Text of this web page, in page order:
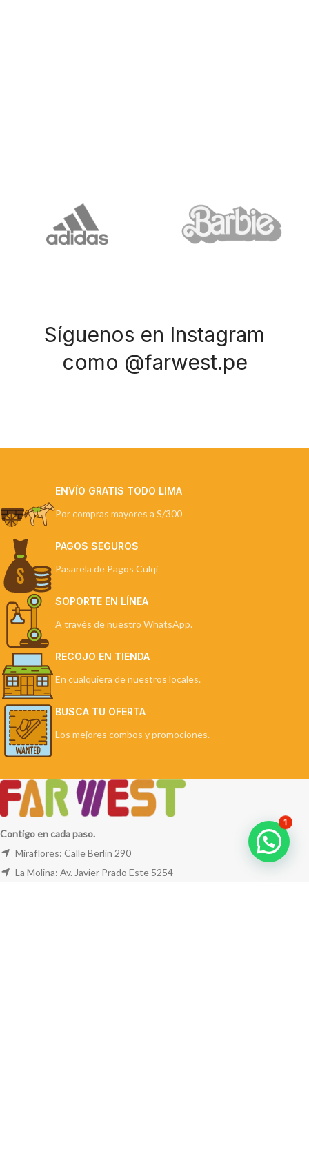
Síguenos en Instagram
como @farwest.pe
ENVÍO GRATIS TODO LIMA
Por compras mayores a S/300
PAGOS SEGUROS
Pasarela de Pagos Culqi
SOPORTE EN LÍNEA
A través de nuestro WhatsApp.
RECOJO EN TIENDA
En cualquiera de nuestros locales.
BUSCA TU OFERTA
Los mejores combos y promociones.
Contigo en cada paso.
Miraflores: Calle Berlín 290
La Molina: Av. Javier Prado Este 5254
1